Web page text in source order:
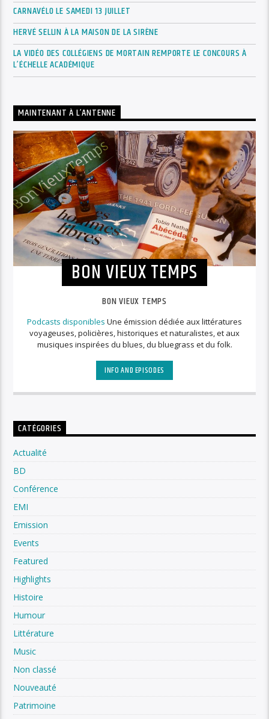
CARNAVÉLO LE SAMEDI 13 JUILLET
HERVÉ SELLIN À LA MAISON DE LA SIRÈNE
LA VIDÉO DES COLLÉGIENS DE MORTAIN REMPORTE LE CONCOURS À
L’ÉCHELLE ACADÉMIQUE
MAINTENANT À L’ANTENNE
BON VIEUX TEMPS
BON VIEUX TEMPS
Podcasts disponibles Une émission dédiée aux littératures
voyageuses, policières, historiques et naturalistes, et aux
musiques inspirées du blues, du bluegrass et du folk.
INFO AND EPISODES
CATÉGORIES
Actualité
BD
Conférence
EMI
Emission
Events
Featured
Highlights
Histoire
Humour
Littérature
Music
Non classé
Nouveauté
Patrimoine